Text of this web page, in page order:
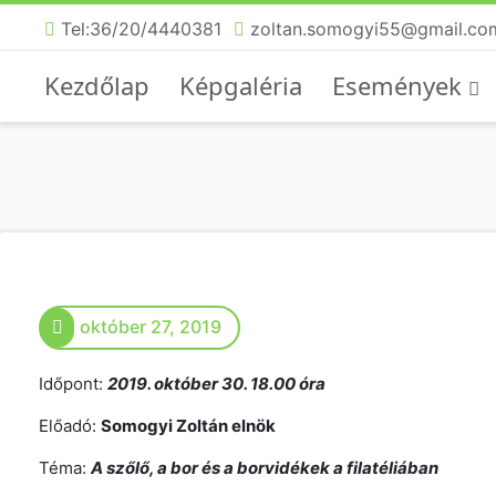
Tel:36/20/4440381
Kezdőlap Képgaléria Események
október 27, 2019
Időpont: 2019. október 30. 18.00 óra
Előadó: Somogyi Zoltán elnök
Téma: A szőlő, a bor és a borvidékek a filatéliában